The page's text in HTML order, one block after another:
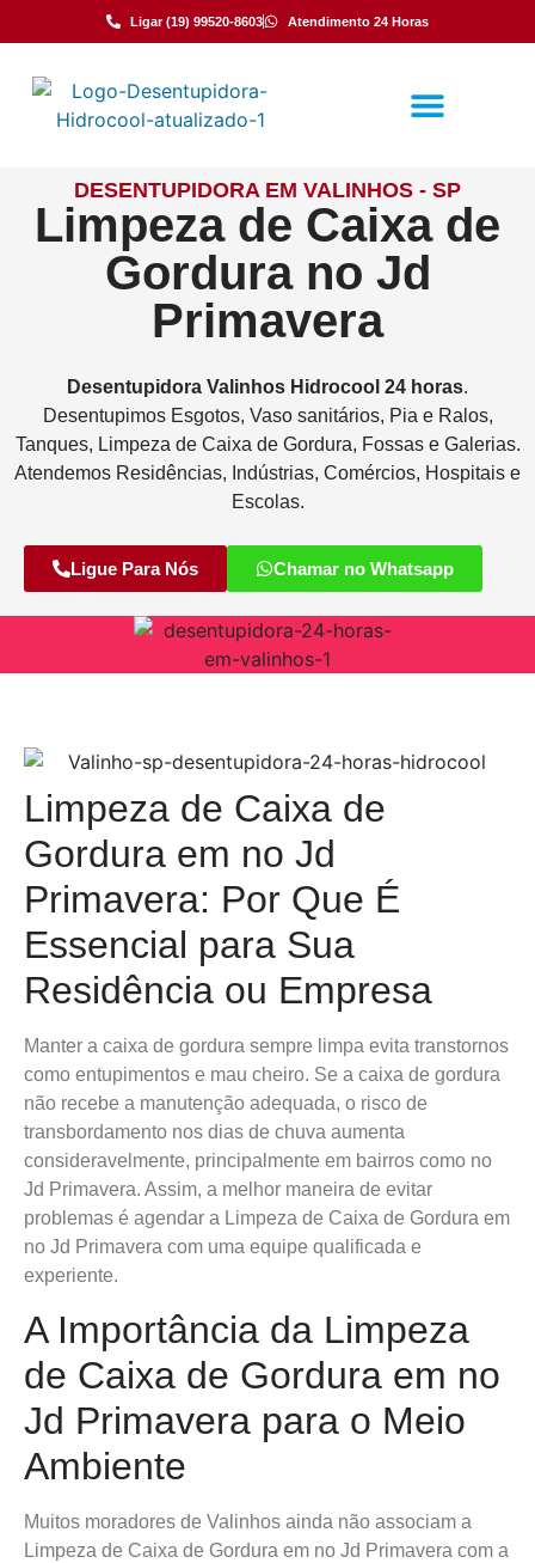
Ligar (19) 99520-8603 Atendimento 24 Horas
DESENTUPIDORA EM VALINHOS - SP
Limpeza de Caixa de
Gordura no Jd
Primavera
Desentupidora Valinhos Hidrocool 24 horas.
Desentupimos Esgotos, Vaso sanitários, Pia e Ralos,
Tanques, Limpeza de Caixa de Gordura, Fossas e Galerias.
Atendemos Residências, Indústrias, Comércios, Hospitais e
Escolas.
Ligue Para Nós Chamar no Whatsapp
Limpeza de Caixa de
Gordura em no Jd
Primavera: Por Que É
Essencial para Sua
Residência ou Empresa
Manter a caixa de gordura sempre limpa evita transtornos
como entupimentos e mau cheiro. Se a caixa de gordura
não recebe a manutenção adequada, o risco de
transbordamento nos dias de chuva aumenta
consideravelmente, principalmente em bairros como no
Jd Primavera. Assim, a melhor maneira de evitar
problemas é agendar a Limpeza de Caixa de Gordura em
no Jd Primavera com uma equipe qualificada e
experiente.
A Importância da Limpeza
de Caixa de Gordura em no
Jd Primavera para o Meio
Ambiente
Muitos moradores de Valinhos ainda não associam a
Limpeza de Caixa de Gordura em no Jd Primavera com a